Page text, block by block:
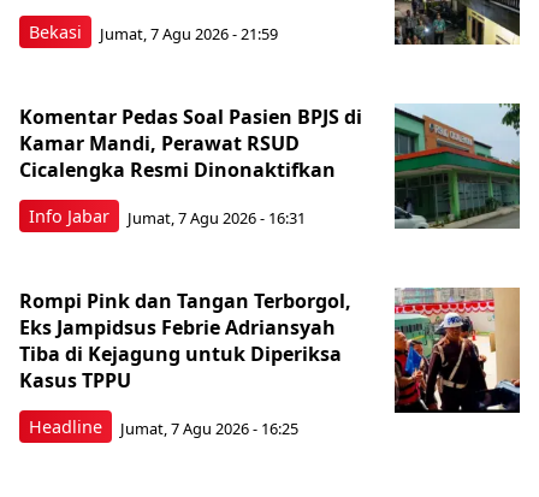
Bekasi Jumat, 7 Agu 2026 - 21:59
Info Jabar
Komentar Pedas Soal Pasien BPJS di
Kamar Mandi, Perawat RSUD
Cicalengka Resmi Dinonaktifkan
Jumat, 7 Agu 2026 - 16:31
Headline
Rompi Pink dan Tangan Terborgol,
Eks Jampidsus Febrie Adriansyah
Tiba di Kejagung untuk Diperiksa
Kasus TPPU
Jumat, 7 Agu 2026 - 16:25